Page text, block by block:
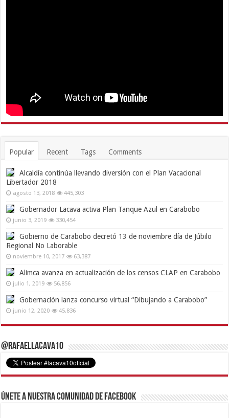
Popular Recent Tags Comments
Alcaldía continúa llevando diversión con el Plan Vacacional
Libertador 2018
agosto 13, 2018 445,303
Gobernador Lacava activa Plan Tanque Azul en Carabobo
junio 3, 2019 330,454
Gobierno de Carabobo decretó 13 de noviembre día de Júbilo
Regional No Laborable
noviembre 10, 2017 63,387
Alimca avanza en actualización de los censos CLAP en Carabobo
julio 1, 2019 56,856
Gobernación lanza concurso virtual “Dibujando a Carabobo”
junio 12, 2020 45,836
@RafaelLacava10
Únete a nuestra comunidad de Facebook